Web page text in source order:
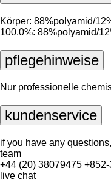
Körper: 88%polyamid/
100.0%: 88%polyamid/
pflegehinweise
Nur professionelle
kundenservice
if you have any
team
+44 (20) 38079475
live chat